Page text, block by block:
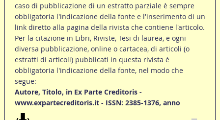
caso di pubblicazione di un estratto parziale è sempre
obbligatoria l'indicazione della fonte e l'inserimento di un
link diretto alla pagina della rivista che contiene l'articolo.
Per la citazione in Libri, Riviste, Tesi di laurea, e ogni
diversa pubblicazione, online o cartacea, di articoli (o
estratti di articoli) pubblicati in questa rivista è
obbligatoria l'indicazione della fonte, nel modo che
segue:
Autore, Titolo, in Ex Parte Creditoris -
www.expartecreditoris.it - ISSN: 2385-1376, anno